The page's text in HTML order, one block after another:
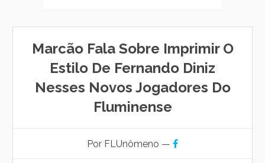
Marcão Fala Sobre Imprimir O
Estilo De Fernando Diniz
Nesses Novos Jogadores Do
Fluminense
Por FLUnômeno —